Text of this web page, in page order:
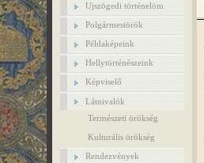
Ujszögedi történelöm
Polgármestörök
Példaképeink
Hellytörténészeink
Képviselő
Látnivalók
Természeti örökség
Kulturális örökség
Rendezvények